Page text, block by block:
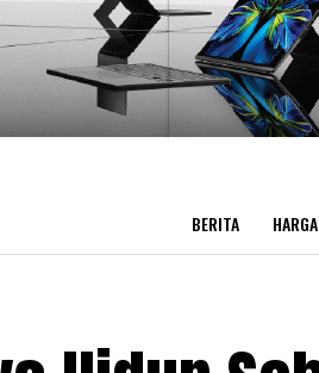
BERITA